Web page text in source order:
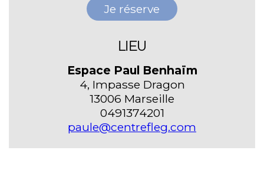
Je réserve
LIEU
Espace Paul Benhaïm
4, Impasse Dragon
13006 Marseille
0491374201
paule@centrefleg.com